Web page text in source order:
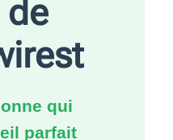
qui
parfait